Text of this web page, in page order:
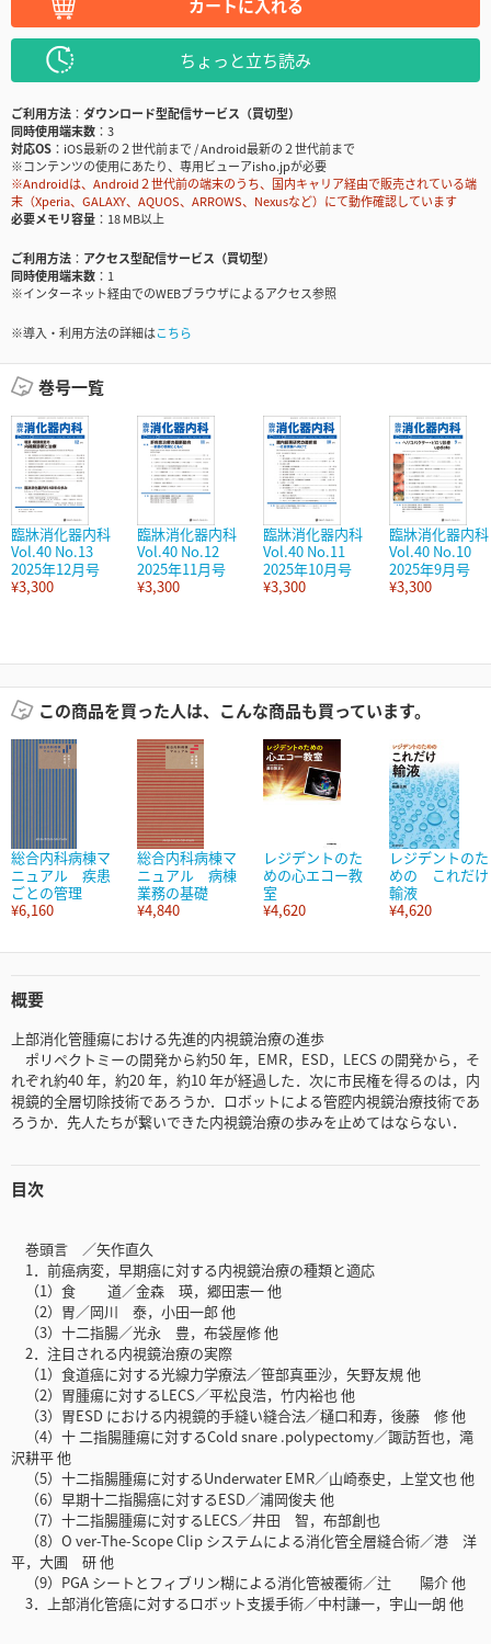
カートに入れる
ちょっと立ち読み
ご利用方法
ダウンロード型配信サービス（買切型）
同時使用端末数
3
対応OS
iOS最新の２世代前まで / Android最新の２世代前まで
※コンテンツの使用にあたり、専用ビューアisho.jpが必要
※Androidは、Android２世代前の端末のうち、国内キャリア経由で販売されている端
末（Xperia、GALAXY、AQUOS、ARROWS、Nexusなど）にて動作確認しています
必要メモリ容量
18 MB以上
ご利用方法
アクセス型配信サービス（買切型）
同時使用端末数
1
※インターネット経由でのWEBブラウザによるアクセス参照
※導入・利用方法の詳細はこちら
巻号一覧
臨牀消化器内科
Vol.40 No.13
2025年12月号
¥3,300
臨牀消化器内科
Vol.40 No.12
2025年11月号
¥3,300
臨牀消化器内科
Vol.40 No.11
2025年10月号
¥3,300
臨牀消化器内科
Vol.40 No.10
2025年9月号
¥3,300
この商品を買った人は、こんな商品も買っています。
総合内科病棟マ
ニュアル 疾患
ごとの管理
¥6,160
総合内科病棟マ
ニュアル 病棟
業務の基礎
¥4,840
レジデントのた
めの心エコー教
室
¥4,620
レジデントのた
めの これだけ
輸液
¥4,620
概要
上部消化管腫瘍における先進的内視鏡治療の進歩
ポリペクトミーの開発から約50 年，EMR，ESD，LECS の開発から，そ
れぞれ約40 年，約20 年，約10 年が経過した．次に市民権を得るのは，内
視鏡的全層切除技術であろうか．ロボットによる管腔内視鏡治療技術であ
ろうか．先人たちが繋いできた内視鏡治療の歩みを止めてはならない．
目次
巻頭言 ／矢作直久
1．前癌病変，早期癌に対する内視鏡治療の種類と適応
（1）食 道／金森 瑛，郷田憲一 他
（2）胃／岡川 泰，小田一郎 他
（3）十二指腸／光永 豊，布袋屋修 他
2．注目される内視鏡治療の実際
（1）食道癌に対する光線力学療法／笹部真亜沙，矢野友規 他
（2）胃腫瘍に対するLECS／平松良浩，竹内裕也 他
（3）胃ESD における内視鏡的手縫い縫合法／樋口和寿，後藤 修 他
（4）十 二指腸腫瘍に対するCold snare .polypectomy／諏訪哲也，滝
沢耕平 他
（5）十二指腸腫瘍に対するUnderwater EMR／山崎泰史，上堂文也 他
（6）早期十二指腸癌に対するESD／浦岡俊夫 他
（7）十二指腸腫瘍に対するLECS／井田 智，布部創也
（8）O ver-The-Scope Clip システムによる消化管全層縫合術／港 洋
平，大圃 研 他
（9）PGA シートとフィブリン糊による消化管被覆術／辻 陽介 他
3．上部消化管癌に対するロボット支援手術／中村謙一，宇山一朗 他